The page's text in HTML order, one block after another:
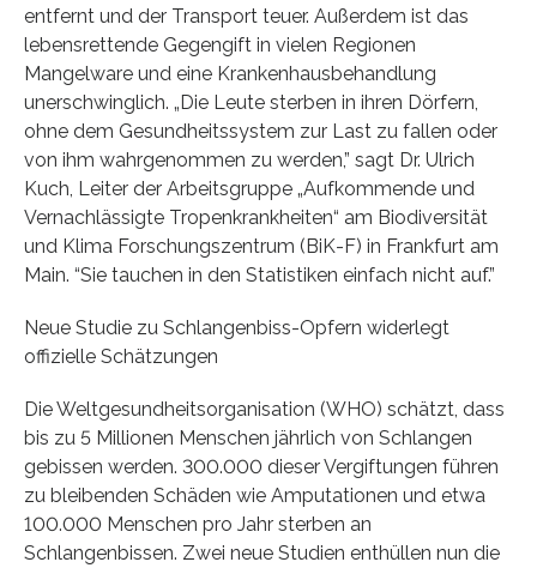
entfernt und der Transport teuer. Außerdem ist das
lebensrettende Gegengift in vielen Regionen
Mangelware und eine Krankenhausbehandlung
unerschwinglich. „Die Leute sterben in ihren Dörfern,
ohne dem Gesundheitssystem zur Last zu fallen oder
von ihm wahrgenommen zu werden,” sagt Dr. Ulrich
Kuch, Leiter der Arbeitsgruppe „Aufkommende und
Vernachlässigte Tropenkrankheiten“ am Biodiversität
und Klima Forschungszentrum (BiK-F) in Frankfurt am
Main. “Sie tauchen in den Statistiken einfach nicht auf.”
Neue Studie zu Schlangenbiss-Opfern widerlegt
offizielle Schätzungen
Die Weltgesundheitsorganisation (WHO) schätzt, dass
bis zu 5 Millionen Menschen jährlich von Schlangen
gebissen werden. 300.000 dieser Vergiftungen führen
zu bleibenden Schäden wie Amputationen und etwa
100.000 Menschen pro Jahr sterben an
Schlangenbissen. Zwei neue Studien enthüllen nun die